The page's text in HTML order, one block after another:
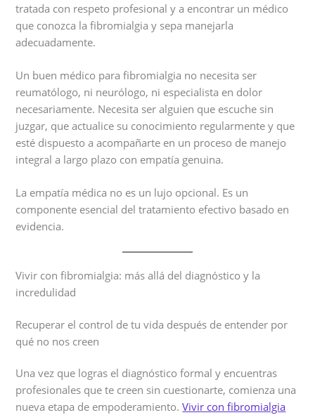
tratada con respeto profesional y a encontrar un médico
que conozca la fibromialgia y sepa manejarla
adecuadamente.
Un buen médico para fibromialgia no necesita ser
reumatólogo, ni neurólogo, ni especialista en dolor
necesariamente. Necesita ser alguien que escuche sin
juzgar, que actualice su conocimiento regularmente y que
esté dispuesto a acompañarte en un proceso de manejo
integral a largo plazo con empatía genuina.
La empatía médica no es un lujo opcional. Es un
componente esencial del tratamiento efectivo basado en
evidencia.
Vivir con fibromialgia: más allá del diagnóstico y la
incredulidad
Recuperar el control de tu vida después de entender por
qué no nos creen
Una vez que logras el diagnóstico formal y encuentras
profesionales que te creen sin cuestionarte, comienza una
nueva etapa de empoderamiento.Vivir con fibromialgia